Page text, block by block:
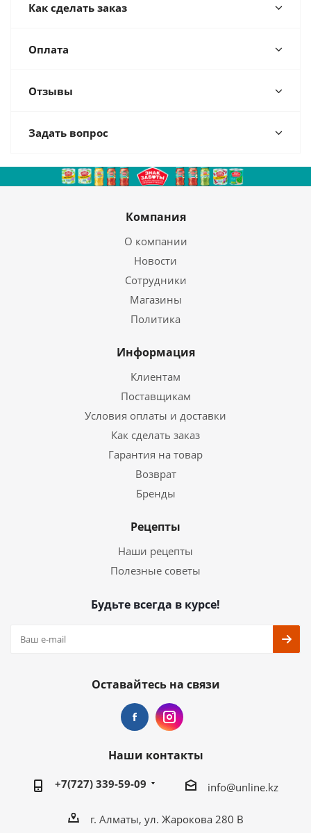
Как сделать заказ
Оплата
Отзывы
Задать вопрос
Компания
О компании
Новости
Сотрудники
Магазины
Политика
Информация
Клиентам
Поставщикам
Условия оплаты и доставки
Как сделать заказ
Гарантия на товар
Возврат
Бренды
Рецепты
Наши рецепты
Полезные советы
Будьте всегда в курсе!
Оставайтесь на связи
Наши контакты
+7(727) 339-59-09 info@unline.kz
г. Алматы, ул. Жарокова 280 В